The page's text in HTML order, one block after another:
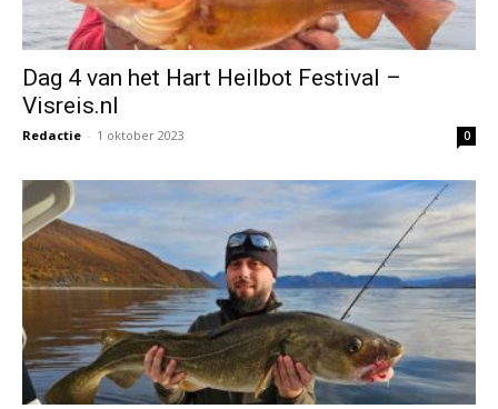
Dag 4 van het Hart Heilbot Festival –
Visreis.nl
Redactie - 1 oktober 2023 0